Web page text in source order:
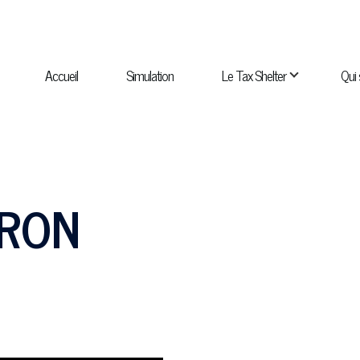
Accueil Simulation Le Tax Shelter
navigation Qui sommes-nous ?sous-navigation Catalogue